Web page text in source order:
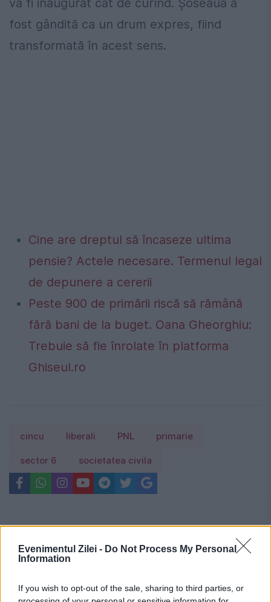
Evenimentul Zilei - Do Not Process My Personal
Information
If you wish to opt-out of the sale, sharing to third parties, or
va fi inaugurat cât de curînd. Șoseaua a
fost gândită ca un drum expres, fiind
transformată în acest sens.
Cine are dreptul să încaseze ultima
pensie? Actele necesare. Termenul legal
de depunere a cererii
Peste 900 de primării riscă să rămână
fără bani de la buget. Oana Gheorghiu:
Trebuie să fie înrolate în platforma
Ghiseul.ro
cincu liberali PNL primarie
sector 6 societatea civila